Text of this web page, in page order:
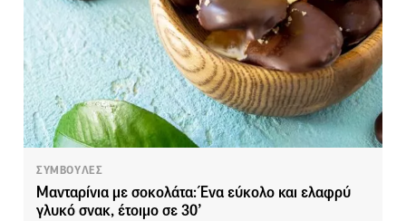
ΣΥΜΒΟΥΛΕΣ
Μανταρίνια με σοκολάτα: Ένα εύκολο και ελαφρύ
γλυκό σνακ, έτοιμο σε 30’